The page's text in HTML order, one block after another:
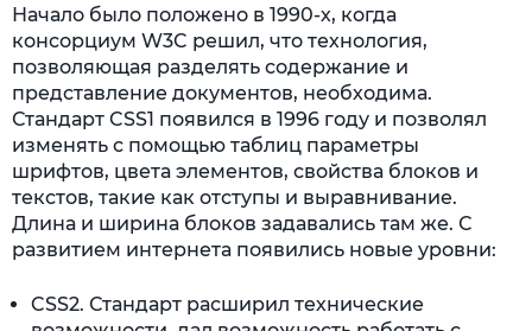
Начало было положено в 1990-х, когда
консорциум W3C решил, что технология,
позволяющая разделять содержание и
представление документов, необходима.
Стандарт CSS1 появился в 1996 году и позволял
изменять с помощью таблиц параметры
шрифтов, цвета элементов, свойства блоков и
текстов, такие как отступы и выравнивание.
Длина и ширина блоков задавались там же. С
развитием интернета появились новые уровни:
CSS2. Стандарт расширил технические